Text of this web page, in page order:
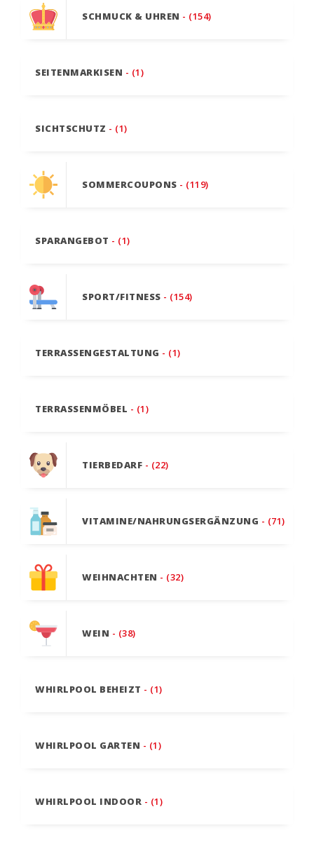
SCHMUCK & UHREN - (154)
SEITENMARKISEN - (1)
SICHTSCHUTZ - (1)
SOMMERCOUPONS - (119)
SPARANGEBOT - (1)
SPORT/FITNESS - (154)
TERRASSENGESTALTUNG - (1)
TERRASSENMÖBEL - (1)
TIERBEDARF - (22)
VITAMINE/NAHRUNGSERGÄNZUNG - (71)
WEIHNACHTEN - (32)
WEIN - (38)
WHIRLPOOL BEHEIZT - (1)
WHIRLPOOL GARTEN - (1)
WHIRLPOOL INDOOR - (1)